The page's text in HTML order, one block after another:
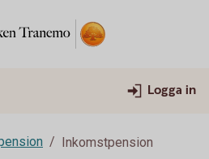
Logga in
Inkomstpension